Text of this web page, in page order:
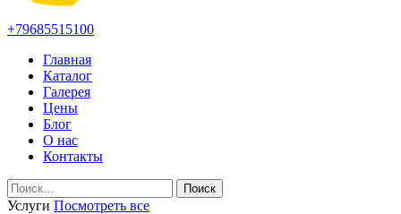
+79685515100
Главная
Каталог
Галерея
Цены
Блог
О нас
Контакты
Найти:
Услуги Посмотреть все